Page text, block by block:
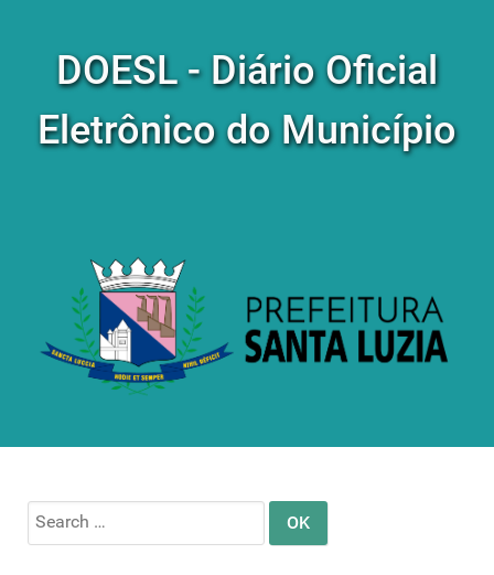
DOESL - Diário Oficial
Eletrônico do Município
Search
for: